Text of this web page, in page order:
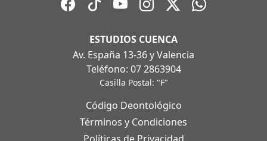
ESTUDIOS CUENCA
Av. España 13-36 y Valencia
Teléfono: 07 2863904
Casilla Postal: "F"
Código Deontológico
Términos y Condiciones